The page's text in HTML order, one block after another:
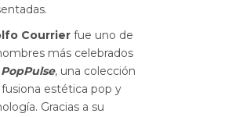
Courrier fue uno de
más celebrados
PopPulse, una colección
estética pop y
Gracias a su